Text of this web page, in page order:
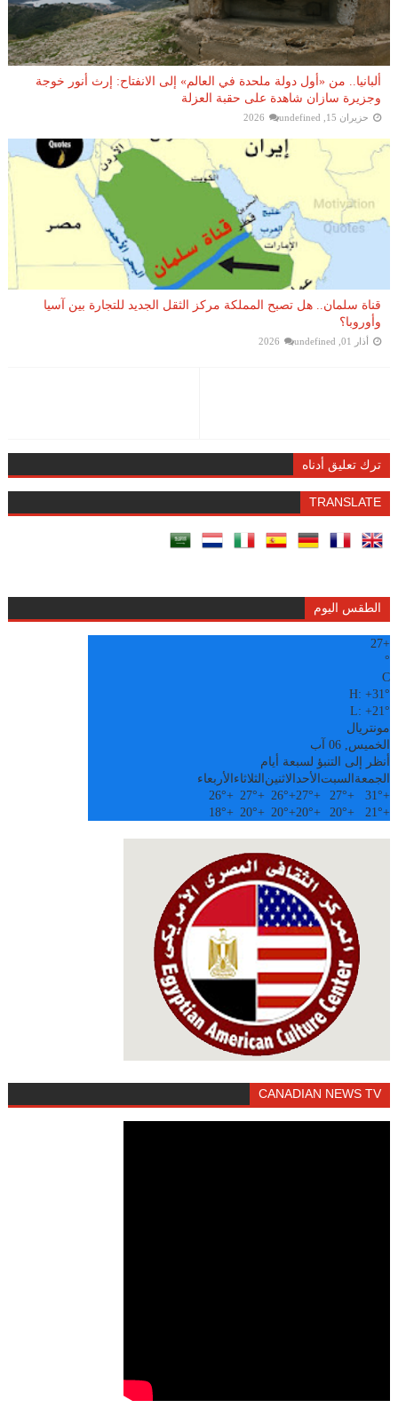
ألبانيا.. من «أول دولة ملحدة في العالم» إلى الانفتاح: إرث أنور خوجة
وجزيرة سازان شاهدة على حقبة العزلة
حزيران 15, 2026 undefined
قناة سلمان.. هل تصبح المملكة مركز الثقل الجديد للتجارة بين آسيا
وأوروبا؟
أذار 01, 2026 undefined
ترك تعليق أدناه
TRANSLATE
الطقس اليوم
+
27
°
C
H:+31°
L:+21°
مونتريال
الخميس, 06 آب
أنظر إلى التنبؤ لسبعة أيام
الجمعة السبت الأحدالاثنين الثلاثاء الأربعاء
+
31°
+
27°
+
27°
+
26°
+
27°
+
26°
+
21°
+
20°
+
20°
+
20°
+
20°
+
18°
CANADIAN NEWS TV